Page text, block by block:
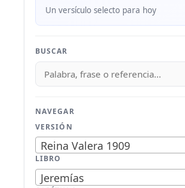
Un versículo selecto para hoy
BUSCAR
NAVEGAR
VERSIÓN
Reina Valera 1909
LIBRO
Jeremías